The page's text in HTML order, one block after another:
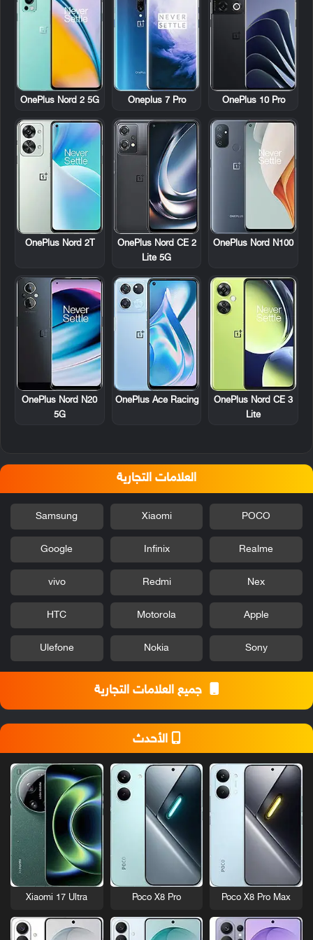
OnePlus 10 Pro
Oneplus 7 Pro
OnePlus Nord 2 5G
OnePlus Nord N100
OnePlus Nord CE 2
Lite 5G
OnePlus Nord 2T
OnePlus Nord CE 3
Lite
OnePlus Ace Racing
OnePlus Nord N20
5G
العلامات التجارية
POCO
Xiaomi
Samsung
Realme
Infinix
Google
Nex
Redmi
vivo
Apple
Motorola
HTC
Sony
Nokia
Ulefone
جميع العلامات التجارية
الأحدث
Poco X8 Pro Max
Poco X8 Pro
Xiaomi 17 Ultra